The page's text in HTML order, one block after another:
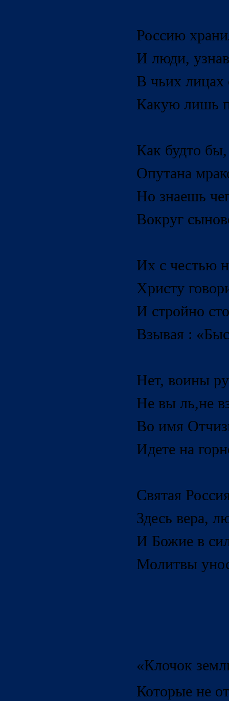
Россию
И люди,
В чьих лицах
Какую лишь
Как будто
Опутана
Но знаешь
Вокруг
Их с честью
Христу
И стройно
Взывая :
Нет, воины
Не вы ль,не
Во имя
Идете на
Святая
Здесь вера,
И Божие в
Молитвы
«Клочок
Которые не